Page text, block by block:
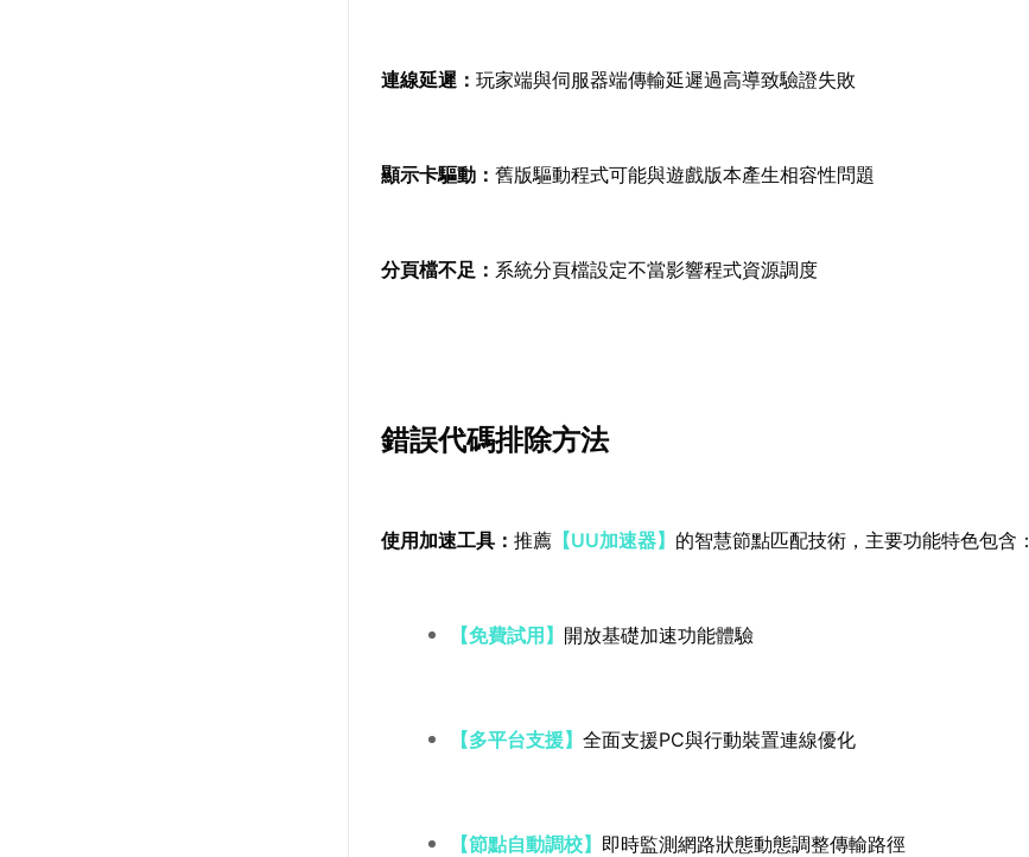
連線延遲：玩家端與伺服器端傳輸延遲過高導致驗證失敗
顯示卡驅動：舊版驅動程式可能與遊戲版本產生相容性問題
分頁檔不足： 系統分頁檔設定不當影響程式資源調度
錯誤代碼排除方法
使用加速工具：推薦 【UU加速器】 的智慧節點匹配技術，主要功能特色包含：
【免費試用】 開放基礎加速功能體驗
【多平台支援】全面支援PC與行動裝置連線優化
【節點自動調校】 即時監測網路狀態動態調整傳輸路徑